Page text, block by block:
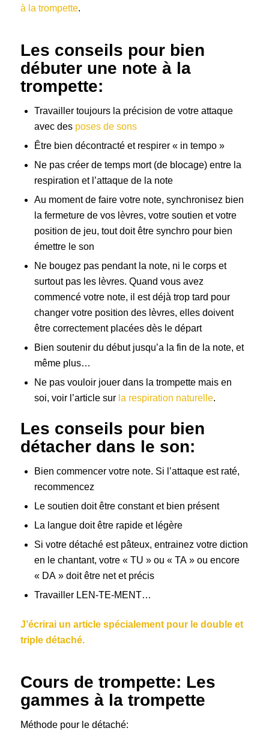
à la trompette.
Les conseils pour bien
débuter une note à la
trompette:
Travailler toujours la précision de votre attaque
avec des poses de sons
Être bien décontracté et respirer « in tempo »
Ne pas créer de temps mort (de blocage) entre la
respiration et l’attaque de la note
Au moment de faire votre note, synchronisez bien
la fermeture de vos lèvres, votre soutien et votre
position de jeu, tout doit être synchro pour bien
émettre le son
Ne bougez pas pendant la note, ni le corps et
surtout pas les lèvres. Quand vous avez
commencé votre note, il est déjà trop tard pour
changer votre position des lèvres, elles doivent
être correctement placées dès le départ
Bien soutenir du début jusqu’a la fin de la note, et
même plus…
Ne pas vouloir jouer dans la trompette mais en
soi, voir l’article sur la respiration naturelle.
Les conseils pour bien
détacher dans le son:
Bien commencer votre note. Si l’attaque est raté,
recommencez
Le soutien doit être constant et bien présent
La langue doit être rapide et légère
Si votre détaché est pâteux, entrainez votre diction
en le chantant, votre « TU » ou « TA » ou encore
« DA » doit être net et précis
Travailler LEN-TE-MENT…
J’écrirai un article spécialement pour le double et
triple détaché.
Cours de trompette: Les
gammes à la trompette
Méthode pour le détaché: